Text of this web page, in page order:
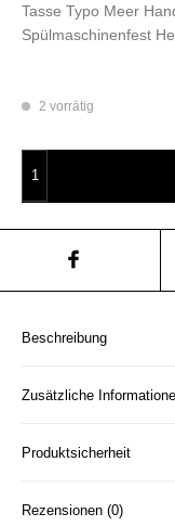
Tasse Typo Meer
Spülmaschinenfest
2 vorrätig
Beschreibung
Zusätzliche
Produktsicherheit
Rezensionen (0)